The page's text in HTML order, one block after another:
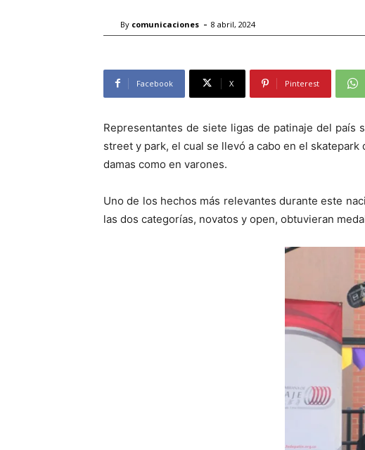
By comunicaciones - 8 abril, 2024
Facebook X Pinterest
Representantes de siete ligas de patinaje del país
street y park, el cual se llevó a cabo en el
damas como en varones.
Uno de los hechos más relevantes durante este
las dos categorías, novatos y open, obtuvieran